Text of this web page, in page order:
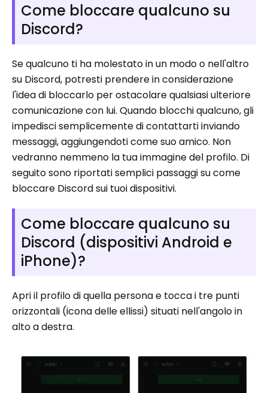
Come bloccare qualcuno su
Discord?
Se qualcuno ti ha molestato in un modo o nell'altro
su Discord, potresti prendere in considerazione
l'idea di bloccarlo per ostacolare qualsiasi ulteriore
comunicazione con lui. Quando blocchi qualcuno, gli
impedisci semplicemente di contattarti inviando
messaggi, aggiungendoti come suo amico. Non
vedranno nemmeno la tua immagine del profilo. Di
seguito sono riportati semplici passaggi su come
bloccare Discord sui tuoi dispositivi.
Come bloccare qualcuno su
Discord (dispositivi Android e
iPhone)?
Apri il profilo di quella persona e tocca i tre punti
orizzontali (icona delle ellissi) situati nell'angolo in
alto a destra.